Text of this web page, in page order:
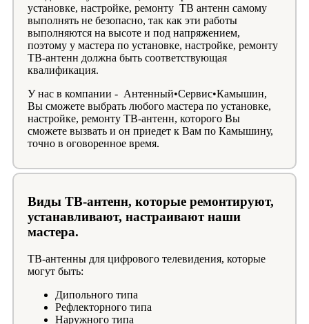
установке, настройке, ремонту ТВ антенн самому
выполнять не безопасно, так как эти работы
выполняются на высоте и под напряжением,
поэтому у мастера по установке, настройке, ремонту
ТВ-антенн должна быть соответствующая
квалификация.
У нас в компании - Антенный•Сервис•Камышин,
Вы сможете выбрать любого мастера по установке,
настройке, ремонту ТВ-антенн, которого Вы
сможете вызвать и он приедет к Вам по Камышину,
точно в оговоренное время.
Виды ТВ-антенн, которые ремонтируют,
устанавливают, настраивают наши
мастера.
ТВ-антенны для цифрового телевидения, которые
могут быть:
Дипольного типа
Рефлекторного типа
Наружного типа